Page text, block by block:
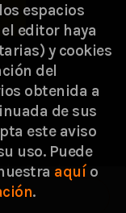
los Derechos
espacios
editor haya
y cookies
del
obtenida a
de sus
este aviso
uso. Puede
aquío
.